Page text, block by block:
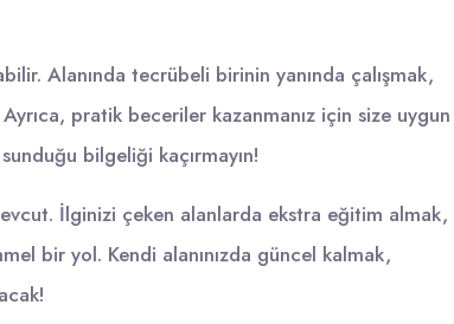
Alanında tecrübeli birinin yanında çalışmak,
Ayrıca, pratik beceriler kazanmanız için size uygun
bilgeliği kaçırmayın!
İlginizi çeken alanlarda ekstra eğitim almak,
bir yol. Kendi alanınızda güncel kalmak,